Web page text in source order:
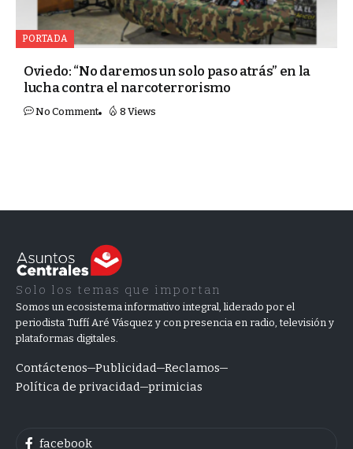
PORTADA
Oviedo: “No daremos un solo paso atrás” en la
lucha contra el narcoterrorismo
No Comment 8 Views
Solo los temas que importan
Somos un ecosistema informativo integral, liderado por el
periodista Tuffí Aré Vásquez y con presencia en radio, televisión y
plataformas digitales.
Contáctenos Publicidad Reclamos
Política de privacidad primicias
facebook